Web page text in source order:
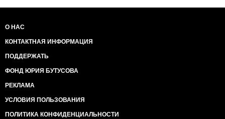
О НАС
КОНТАКТНАЯ ИНФОРМАЦИЯ
ПОДДЕРЖАТЬ
ФОНД ЮРИЯ БУТУСОВА
РЕКЛАМА
УСЛОВИЯ ПОЛЬЗОВАНИЯ
ПОЛИТИКА КОНФИДЕНЦИАЛЬНОСТИ